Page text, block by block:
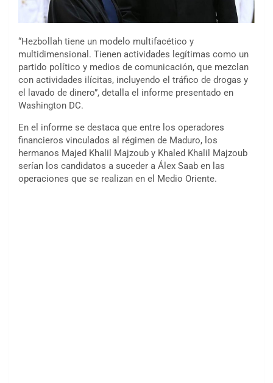
“Hezbollah tiene un modelo multifacético y
multidimensional. Tienen actividades legítimas como un
partido político y medios de comunicación, que mezclan
con actividades ilícitas, incluyendo el tráfico de drogas y
el lavado de dinero”, detalla el informe presentado en
Washington DC.
En el informe se destaca que entre los operadores
financieros vinculados al régimen de Maduro, los
hermanos Majed Khalil Majzoub y Khaled Khalil Majzoub
serían los candidatos a suceder a Álex Saab en las
operaciones que se realizan en el Medio Oriente.